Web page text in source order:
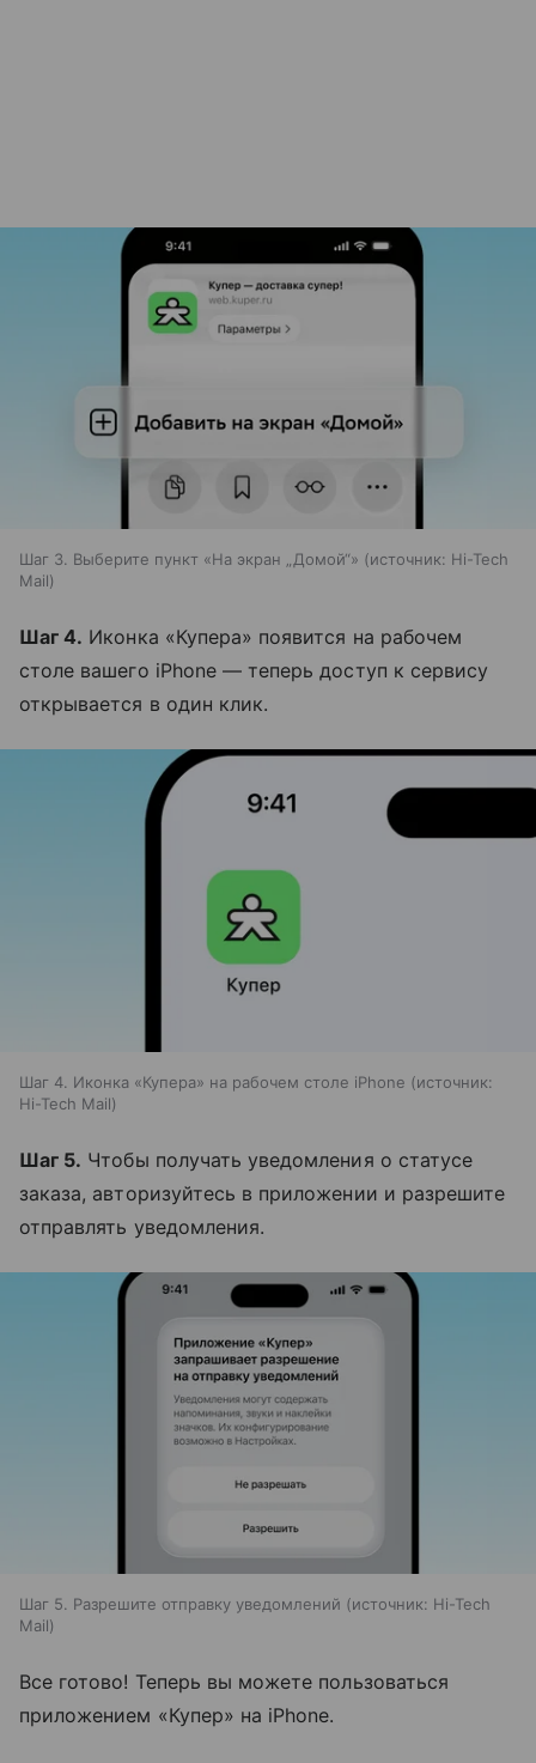
Шаг 3. Выберите пункт «На экран „Домой“» источник: Hi-Tech
Mail
Шаг 4. Иконка «Купера» появится на рабочем
столе вашего iPhone — теперь доступ к сервису
открывается в один клик.
Шаг 4. Иконка «Купера» на рабочем столе iPhone
источник:
Hi-Tech Mail
Шаг 5. Чтобы получать уведомления о статусе
заказа, авторизуйтесь в приложении и разрешите
отправлять уведомления.
Шаг 5. Разрешите отправку уведомлений источник: Hi-Tech
Mail
Все готово! Теперь вы можете пользоваться
приложением «Купер» на iPhone.